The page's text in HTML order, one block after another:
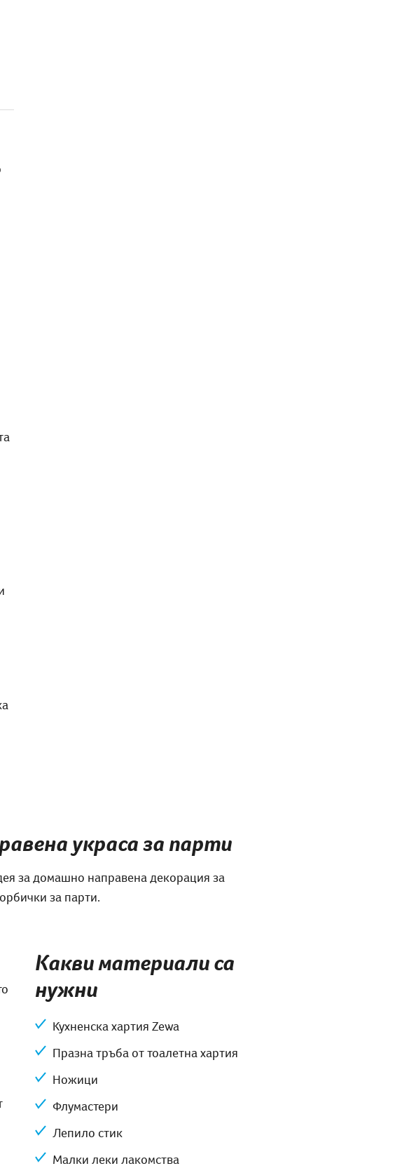
украса за парти
за домашно направена декорация за
за парти.
Какви материали са
нужни
Кухненска хартия Zewa
Празна тръба от тоалетна хартия
Ножици
Флумастери
Лепило стик
Малки леки лакомства